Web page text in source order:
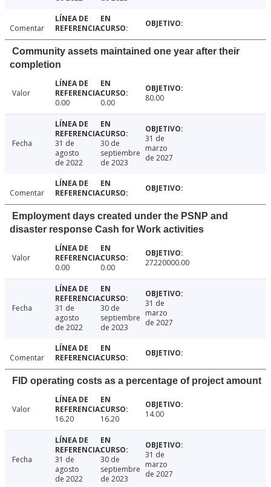
Comentar
Community assets maintained one year after their
completion
Valor
0.00
0.00 80.00
Fecha
31 de
agosto
de 2022
30 de
septiembre
de 2023
31 de
marzo
de 2027
Comentar
Employment days created under the PSNP and
disaster response Cash for Work activities
Valor
0.00
0.00 27220000.00
Fecha
31 de
agosto
de 2022
30 de
septiembre
de 2023
31 de
marzo
de 2027
Comentar
FID operating costs as a percentage of project amount
Valor
16.20
16.20 14.00
Fecha
31 de
agosto
de 2022
30 de
septiembre
de 2023
31 de
marzo
de 2027